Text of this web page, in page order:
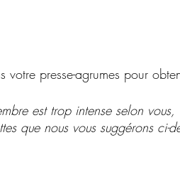
votre presse-agrumes pour
est trop intense selon
que nous vous suggérons ci-